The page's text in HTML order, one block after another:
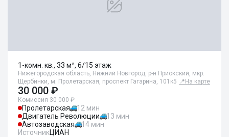
1-комн. кв., 33 м², 6/15 этаж
Нижегородская область, Нижний Новгород, р-н Приокский, мкр.
Щербинки, м. Пролетарская, проспект Гагарина, 101к5 📍 На карте
30 000 ₽
Комиссия 30 000 ₽
Пролетарская
12 мин
Двигатель Революции
13 мин
Автозаводская
14 мин
ИсточникЦИАН